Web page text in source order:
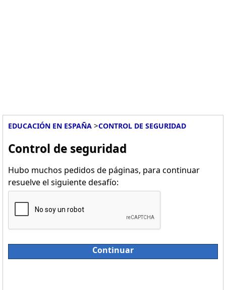
EDUCACIÓN EN ESPAÑA >CONTROL DE SEGURIDAD
Control de seguridad
Hubo muchos pedidos de páginas, para continuar
resuelve el siguiente desafío:
Continuar